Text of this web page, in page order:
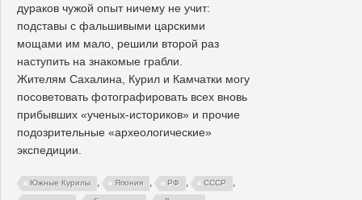
дураков чужой опыт ничему не учит:
подставы с фальшивыми царскими
мощами им мало, решили второй раз
наступить на знакомые грабли.
Жителям Сахалина, Курил и Камчатки могу
посоветовать фотографировать всех вновь
прибывших «ученых-историков» и прочие
подозрительные «археологические»
экспедиции.
Южные Курилы , Япония , РФ , СССР ,